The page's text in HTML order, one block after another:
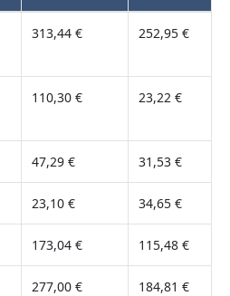
313,44 € 252,95 €
110,30 € 23,22 €
47,29 € 31,53 €
23,10 € 34,65 €
173,04 € 115,48 €
277,00 € 184,81 €